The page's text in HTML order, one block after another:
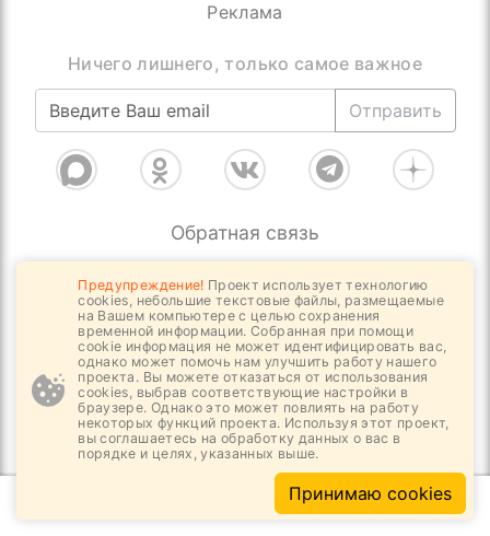
Реклама
Присоединяйтесь, нас уже более 4000
Отправить
Обратная связь
Цифровое интернет издание За-Строй.РФ |
Дискуссионно - информационная, отраслевая
площадка. Новости и публикации
независимых и зависимых экспертов
связанные с важнейшей строительной
отраслью и её системой саморегулирования
в Российской Федерации. Отдельные
публикации могут содержать информацию,
Предупреждение! Проект использует технологию
cookies, небольшие текстовые файлы, размещаемые
на Вашем компьютере с целью сохранения
временной информации. Собранная при помощи
cookie информация не может идентифицировать вас,
однако может помочь нам улучшить работу нашего
проекта. Вы можете отказаться от использования
cookies, выбрав соответствующие настройки в
браузере. Однако это может повлиять на работу
некоторых функций проекта. Используя этот проект,
вы соглашаетесь на обработку данных о вас в
порядке и целях, указанных выше.
Принимаю cookies